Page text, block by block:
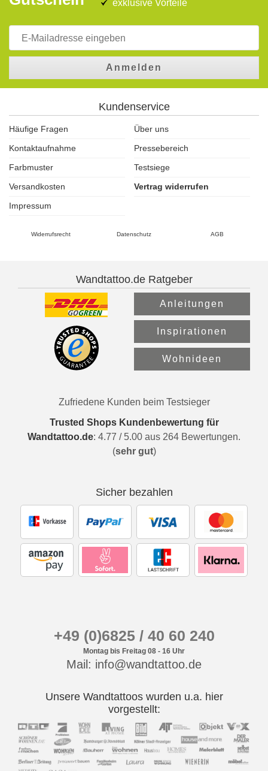
exklusive Vorteile
Anmelden
Kundenservice
Häufige Fragen
Über uns
Kontaktaufnahme
Pressebereich
Farbmuster
Testsiege
Versandkosten
Vertrag widerrufen
Impressum
Widerrufsrecht Datenschutz AGB
Wandtattoo.de Ratgeber
Anleitungen
Inspirationen
Wohnideen
Zufriedene Kunden beim Testsieger
Trusted Shops Kundenbewertung für
Wandtattoo.de: 4.77 / 5.00 aus 264 Bewertungen.
(sehr gut)
Sicher bezahlen
+49 (0)6825 / 40 60 240
Montag bis Freitag 08 - 16 Uhr
Mail: info@wandtattoo.de
Unsere Wandtattoos wurden u.a. hier
vorgestellt: